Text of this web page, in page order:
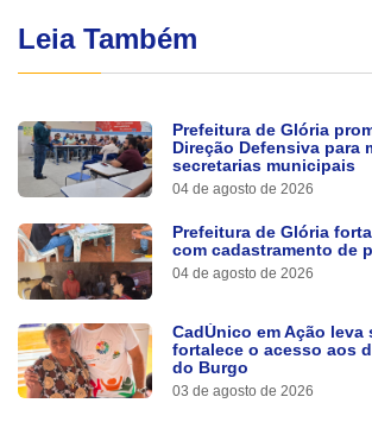
Leia Também
Prefeitura de Glória
Direção Defensiva para
secretarias municipais
04 de agosto de 2026
Prefeitura de Glória
com cadastramento de
04 de agosto de 2026
CadÚnico em Ação leva
fortalece o acesso aos
do Burgo
03 de agosto de 2026